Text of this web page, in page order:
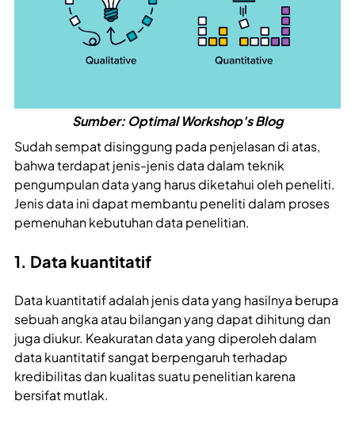
Sumber: Optimal Workshop's Blog
Sudah sempat disinggung pada penjelasan di atas,
bahwa terdapat jenis-jenis data dalam teknik
pengumpulan data yang harus diketahui oleh peneliti.
Jenis data ini dapat membantu peneliti dalam proses
pemenuhan kebutuhan data penelitian.
1. Data kuantitatif
Data kuantitatif adalah jenis data yang hasilnya berupa
sebuah angka atau bilangan yang dapat dihitung dan
juga diukur. Keakuratan data yang diperoleh dalam
data kuantitatif sangat berpengaruh terhadap
kredibilitas dan kualitas suatu penelitian karena
bersifat mutlak.